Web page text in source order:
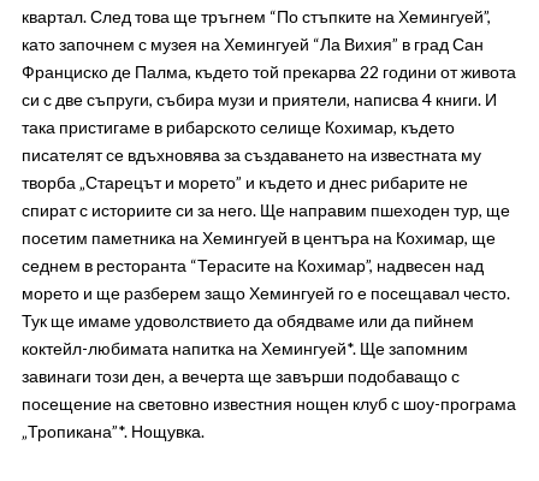
квартал. След това ще тръгнем “По стъпките на Хемингуей”,
като започнем с музея на Хемингуей “Ла Вихия” в град Сан
Франциско де Палма, където той прекарва 22 години от живота
си с две съпруги, събира музи и приятели, написва 4 книги. И
така пристигаме в рибарското селище Кохимар, където
писателят се вдъхновява за създаването на известната му
творба „Старецът и морето” и където и днес рибарите не
спират с историите си за него. Ще направим пшеходен тур, ще
посетим паметника на Хемингуей в центъра на Кохимар, ще
седнем в ресторанта “Терасите на Кохимар”, надвесен над
морето и ще разберем защо Хемингуей го е посещавал често.
Тук ще имаме удоволствието да обядваме или да пийнем
коктейл-любимата напитка на Хемингуей*. Ще запомним
завинаги този ден, а вечерта ще завърши подобаващо с
посещение на световно известния нощен клуб с шоу-програма
„Тропикана”*. Нощувка.